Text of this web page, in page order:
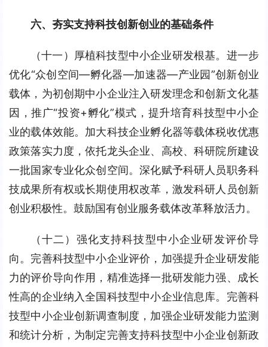
六、夯实支持科技创新创业的基础条件
（十一）厚植科技型中小企业研发根基。进一步
优化“众创空间—孵化器—加速器—产业园”创新创业
载体，为初创期中小企业注入研发理念和创新文化基
因，推广“投资+孵化”模式，提升培育科技型中小企
业的载体效能。加大科技企业孵化器等载体税收优惠
政策落实力度，依托龙头企业、高校、科研院所建设
一批国家专业化众创空间。深化赋予科研人员职务科
技成果所有权或长期使用权改革，激发科研人员创新
创业积极性。鼓励国有创业服务载体改革释放活力。
（十二）强化支持科技型中小企业研发评价导
向。完善科技型中小企业评价，加强提升企业研发能
力的评价导向作用，精准选择一批研发能力强、成长
性高的企业纳入全国科技型中小企业信息库。完善科
技型中小企业创新调查制度，加强企业研发能力监测
和统计分析，为制定完善支持科技型中小企业创新政